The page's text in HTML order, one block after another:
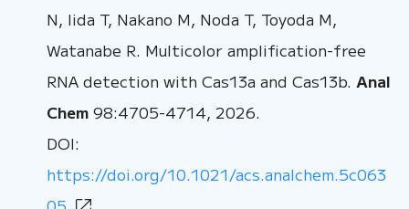
N, Iida T, Nakano M, Noda T, Toyoda M,
Watanabe R. Multicolor amplification-free
RNA detection with Cas13a and Cas13b. Anal
Chem 98:4705-4714, 2026.
DOI:
https://doi.org/10.1021/acs.analchem.5c063